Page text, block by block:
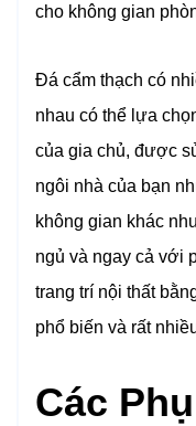
cho không gian
Đá cẩm thạch có
nhau có thể lựa
của gia chủ, được
ngôi nhà của bạn
không gian khác
ngủ và ngay cả với
trang trí nội thất
phổ biến và rất
Các